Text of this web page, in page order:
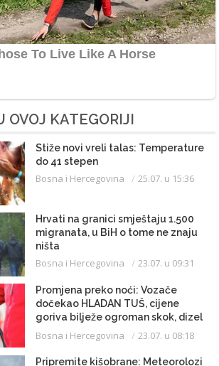
OVOJ KATEGORIJI
Stiže novi vreli talas: Temperature
do 41 stepen
Bosna i Hercegovina 25.07. u 15:36
Hrvati na granici smještaju 1.500
migranata, u BiH o tome ne znaju
ništa
Bosna i Hercegovina 23.07. u 09:31
Promjena preko noći: Vozače
dočekao HLADAN TUŠ, cijene
goriva bilježe ogroman skok, dizel
uveliko prešao 3,20 KM
Bosna i Hercegovina 23.07. u 08:18
Pripremite kišobrane: Meteorolozi